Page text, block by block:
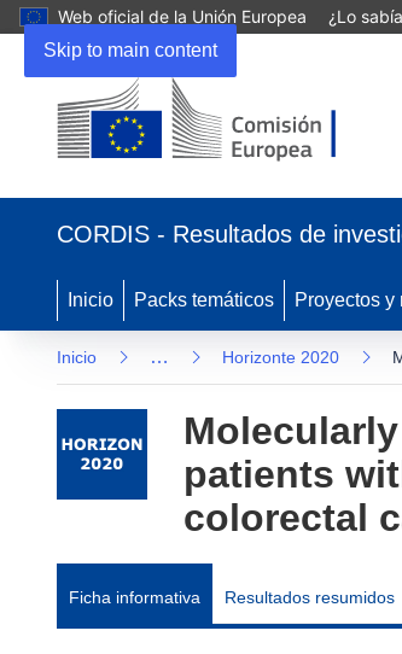
Skip to main content
Web oficial de la Unión Europea ¿Lo
CORDIS - Resultados de
Inicio Packs temáticos Proyectos y
Inicio … Horizonte 2020
patients
colorectal
Ficha informativa Resultados resumidos